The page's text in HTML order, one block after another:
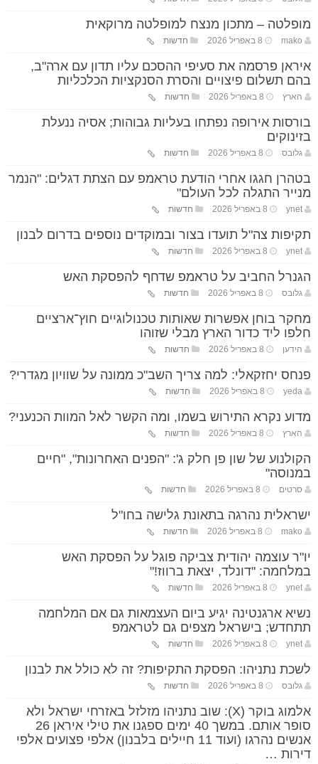
מופלטה – מתכון מנצח למופלטה מרוקאית
mako 8 באפריל 2026 חדשות
איראן פרסמה את סעיפי ההסכם עליו תדון עם ארה"ב,
בהם תשלום פיצויים והסרת הסנקציות הכלכליות
הארץ 8 באפריל 2026 חדשות
בורסות אירופה נפתחו בעליות גבוהות; אסיה ננעלת
בזינוקים
גלובס 8 באפריל 2026 חדשות
בטהרן חגגו אחרי הודעת טראמפ עם הצתת דגלים: "הנמר
מנייר התגלה לכל העולם"
ynet 8 באפריל 2026 חדשות
תקיפות צה"ל תועדו בצור ובמוקדים נוספים בדרום לבנון
ynet 8 באפריל 2026 חדשות
הגנרל החביב על טראמפ שדחף להפסקת האש
גלובס 8 באפריל 2026 חדשות
מחקר בוחן אפשרות שאותות טכנולוגיים חוץ־ארציים
חלפו ליד כדור הארץ מבלי שזוהו
הידען 8 באפריל 2026 חדשות
פנחס יחזקאלי: למה צריך השב"כ ממונה על שוויון מגדרי?
yeda 8 באפריל 2026 חדשות
מדוע נקרא התירוש בשמו, ומה הקשר לאל המוות הכנעני?
הארץ 8 באפריל 2026 חדשות
הקולנוע של שון פן חלק ג': "הפנים האחרונות", "חיים
במנוסה"
סרטים 8 באפריל 2026 חדשות
ישראלית נהרגה בתאונת גלישה בחו"ל
mako 8 באפריל 2026 חדשות
יו"ר עוצמה יהודית צביקה פוגל על הפסקת האש
במלחמה: "דונלד, יצאת ברווז!"
ynet 8 באפריל 2026 חדשות
נשיא ארגנטינה יגיע ביום העצמאות גם אם המלחמה
תתחדש; בישראל מצפים גם לטראמפ
ynet 8 באפריל 2026 חדשות
לשכת נתניהו: הפסקת התקיפות? זה לא כולל את לבנון
גלובס 8 באפריל 2026 חדשות
אלמוג בוקר (X): שוב נתניהו מזלזל באזרחי ישראל ולא
סופר אותם. במשך 40 ימים ספגנו את טילי איראן 26
אנשים נהרגו (ועוד 11 חיילים בלבנון) אלפי פצועים אלפי
דירות …